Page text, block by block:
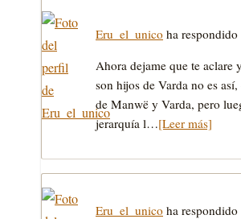
Eru_el_unico ha respondido
Ahora dejame que te aclare
son hijos de Varda no es
de Manwë y Varda, pero
jerarquía l…[Leer más]
Eru_el_unico ha respondido